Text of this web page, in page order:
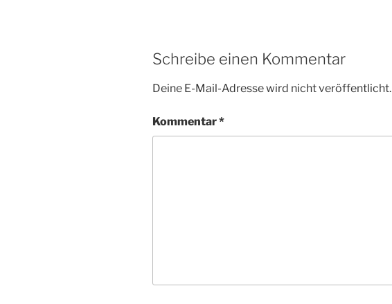
Schreibe einen Kommentar
Deine E-Mail-Adresse wird nicht veröffentlicht.
Kommentar*